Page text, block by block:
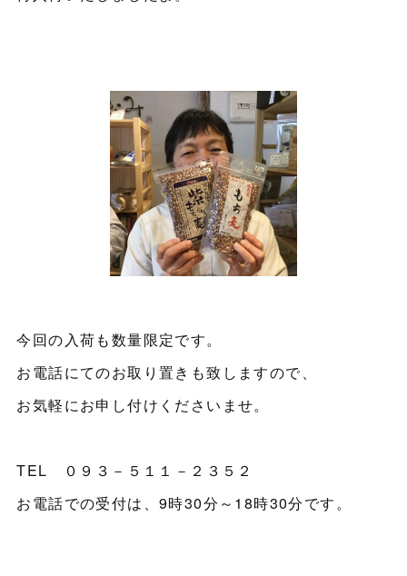
今回の入荷も数量限定です。
お電話にてのお取り置きも致しますので、
お気軽にお申し付けくださいませ。
TEL ０９３－５１１－２３５２
お電話での受付は、9時30分～18時30分です。